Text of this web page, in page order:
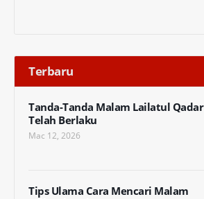
Terbaru
Tanda-Tanda Malam Lailatul Qadar
Telah Berlaku
Mac 12, 2026
Tips Ulama Cara Mencari Malam